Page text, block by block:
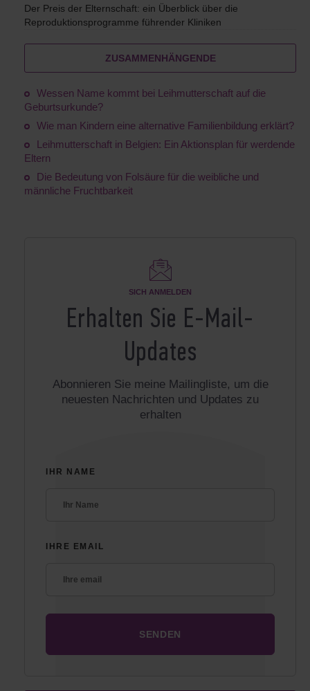
Der Preis der Elternschaft: ein Überblick über die
Reproduktionsprogramme führender Kliniken
ZUSAMMENHÄNGENDE
Wessen Name kommt bei Leihmutterschaft auf die
Geburtsurkunde?
Wie man Kindern eine alternative Familienbildung erklärt?
Leihmutterschaft in Belgien: Ein Aktionsplan für werdende
Eltern
Die Bedeutung von Folsäure für die weibliche und
männliche Fruchtbarkeit
SICH ANMELDEN
Erhalten Sie E-Mail-
Updates
Abonnieren Sie meine Mailingliste, um die
neuesten Nachrichten und Updates zu
erhalten
IHR NAME
IHRE EMAIL